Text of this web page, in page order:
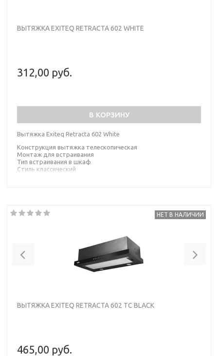
ВЫТЯЖКА EXITEQ RETRACTA 602 WHITE
312,00 руб.
В КОРЗИНУ
Вытяжка Exiteq Retracta 602 White
Конструкция вытяжка телескопическая
Монтаж для встраивания
Тип встраивания в шкаф
Стиль классический
НЕТ В НАЛИЧИИ
ВЫТЯЖКА EXITEQ RETRACTA 602 TС BLACK
465,00 руб.